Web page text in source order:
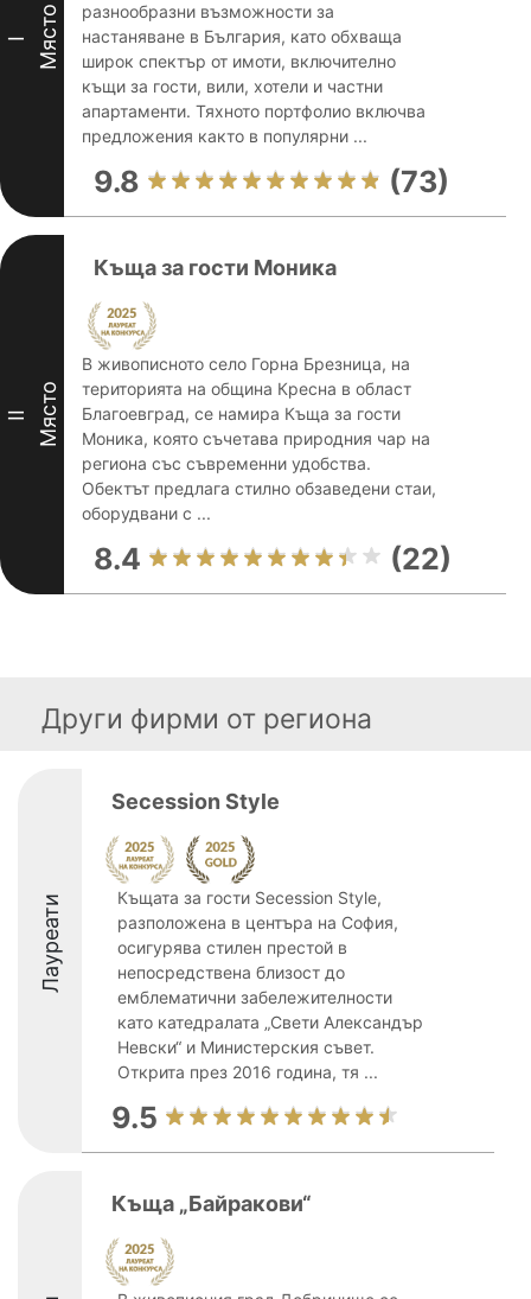
I Място
разнообразни възможности за
настаняване в България, като обхваща
широк спектър от имоти, включително
къщи за гости, вили, хотели и частни
апартаменти. Тяхното портфолио включва
предложения както в популярни ...
9.8 (73)
II Място
Къща за гости Моника
В живописното село Горна Брезница, на
територията на община Кресна в област
Благоевград, се намира Къща за гости
Моника, която съчетава природния чар на
региона със съвременни удобства.
Обектът предлага стилно обзаведени стаи,
оборудвани с ...
8.4 (22)
Други фирми от региона
Лауреати
Secession Style
Къщата за гости Secession Style,
разположена в центъра на София,
осигурява стилен престой в
непосредствена близост до
емблематични забележителности
като катедралата „Свети Александър
Невски“ и Министерския съвет.
Открита през 2016 година, тя ...
9.5
Къща „Байракови“